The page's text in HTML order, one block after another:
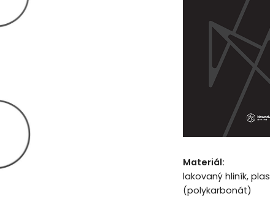
Materiál:
lakovaný hliník,
(polykarbonát)